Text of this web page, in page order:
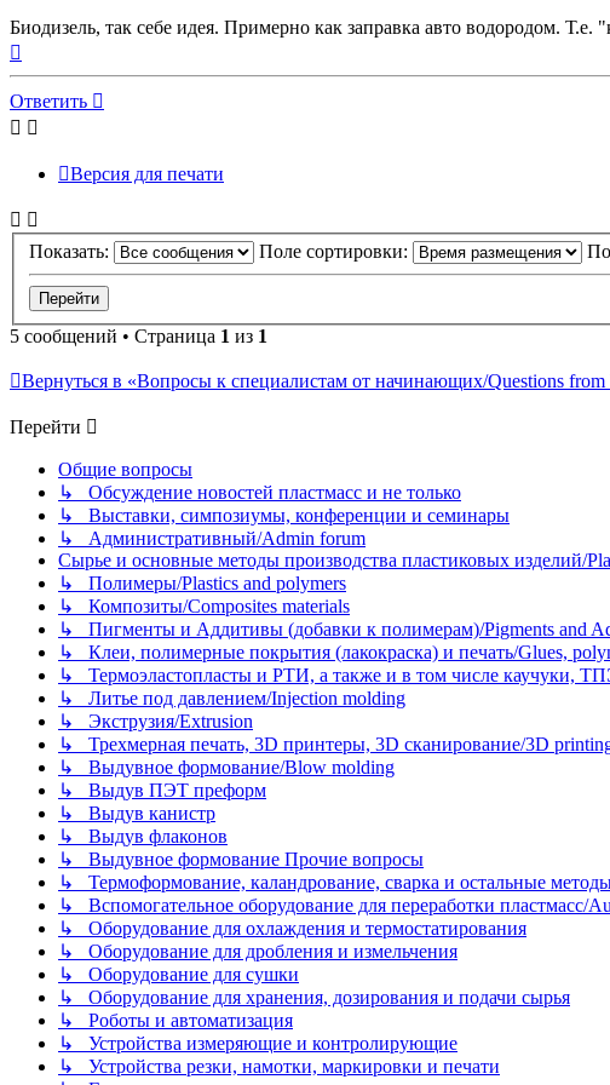
Биодизель, так себе идея. Примерно как заправка авто водородом.
началу
Ответить
Версия для печати
Показать: Поле сортировки:
5 сообщений • Страница 1 из 1
Вернуться в «Вопросы к специалистам от начинающих/Questions from
Перейти
Общие вопросы
↳ Обсуждение новостей пластмасс и не только
↳ Выставки, симпозиумы, конференции и семинары
↳ Административный/Admin forum
Сырье и основные методы производства пластиковых изделий/
↳ Полимеры/Plastics and polymers
↳ Композиты/Сomposites materials
↳ Пигменты и Аддитивы (добавки к полимерам)/Pigments and
↳ Клеи, полимерные покрытия (лакокраска) и печать/Glues,
↳ Термоэластопласты и РТИ, а также и в том числе каучуки,
↳ Литье под давлением/Injection molding
↳ Экструзия/Extrusion
↳ Трехмерная печать, 3D принтеры, 3D сканирование/3D
↳ Выдувное формование/Blow molding
↳ Выдув ПЭТ преформ
↳ Выдув канистр
↳ Выдув флаконов
↳ Выдувное формование Прочие вопросы
↳ Термоформование, каландрование, сварка и остальные
↳ Вспомогательное оборудование для переработки пластмасс/
↳ Оборудование для охлаждения и термостатирования
↳ Оборудование для дробления и измельчения
↳ Оборудование для сушки
↳ Оборудование для хранения, дозирования и подачи сырья
↳ Роботы и автоматизация
↳ Устройства измеряющие и контролирующие
↳ Устройства резки, намотки, маркировки и печати